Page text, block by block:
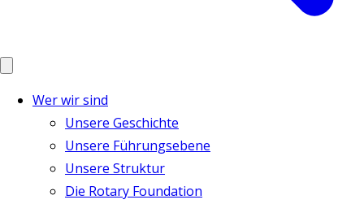
Wer wir sind
Unsere Geschichte
Unsere Führungsebene
Unsere Struktur
Die Rotary Foundation